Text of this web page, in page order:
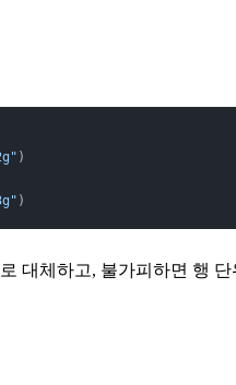
)
)
대체하고, 불가피하면 행 단